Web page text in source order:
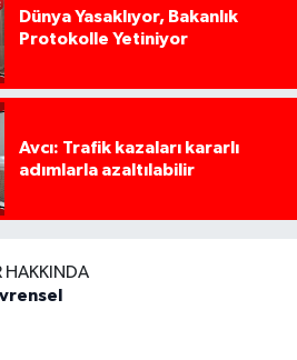
Dünya Yasaklıyor, Bakanlık
Protokolle Yetiniyor
Avcı: Trafik kazaları kararlı
adımlarla azaltılabilir
HAKKINDA